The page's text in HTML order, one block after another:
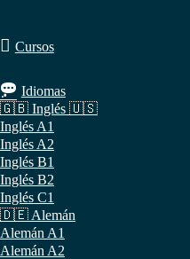
Cursos
Idiomas
🇬🇧 Inglés 🇺🇸
Inglés A1
Inglés A2
Inglés B1
Inglés B2
Inglés C1
🇩🇪 Alemán
Alemán A1
Alemán A2